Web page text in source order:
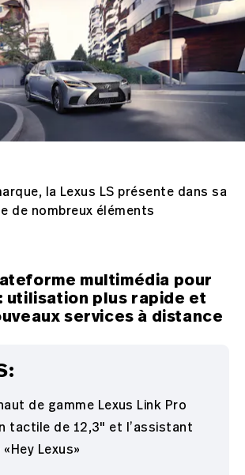
la Lexus LS présente dans sa
de nombreux éléments
multimédia pour
utilisation plus rapide et
services à distance
de gamme Lexus Link Pro
tactile de 12,3" et l’assistant
Lexus»